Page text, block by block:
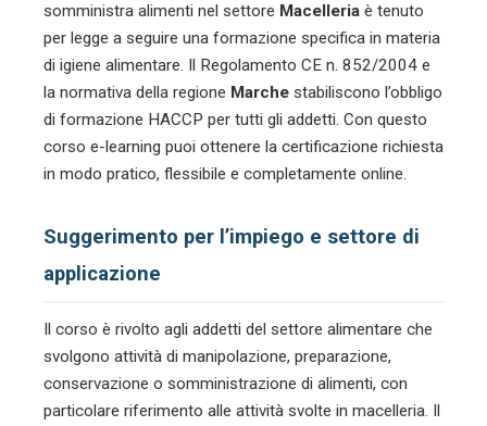
somministra alimenti nel settore Macelleria è tenuto
per legge a seguire una formazione specifica in materia
di igiene alimentare. Il Regolamento CE n. 852/2004 e
la normativa della regione Marche stabiliscono l’obbligo
di formazione HACCP per tutti gli addetti. Con questo
corso e-learning puoi ottenere la certificazione richiesta
in modo pratico, flessibile e completamente online.
Suggerimento per l’impiego e settore di
applicazione
Il corso è rivolto agli addetti del settore alimentare che
svolgono attività di manipolazione, preparazione,
conservazione o somministrazione di alimenti, con
particolare riferimento alle attività svolte in macelleria. Il